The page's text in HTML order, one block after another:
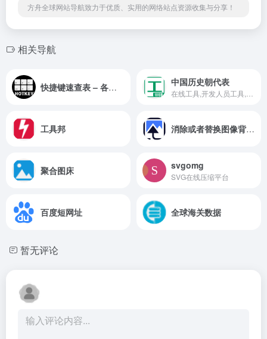
方舟全球网站导航致力于优质、实用的网络站点资源收集与分享！
相关导航
快捷键速查表 – 各类工具和网站快捷键查询 中国历史朝代表
工具邦 消除或者替换图像背景，无需上传图像
聚合图床 svgomg
SVG在线压缩平台
百度短网址 全球海关数据
暂无评论